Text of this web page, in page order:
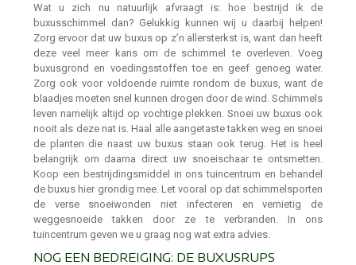
Wat u zich nu natuurlijk afvraagt is: hoe bestrijd ik de
buxusschimmel dan? Gelukkig kunnen wij u daarbij helpen!
Zorg ervoor dat uw buxus op z’n allersterkst is, want dan heeft
deze veel meer kans om de schimmel te overleven. Voeg
buxusgrond en voedingsstoffen toe en geef genoeg water.
Zorg ook voor voldoende ruimte rondom de buxus, want de
blaadjes moeten snel kunnen drogen door de wind. Schimmels
leven namelijk altijd op vochtige plekken. Snoei uw buxus ook
nooit als deze nat is. Haal alle aangetaste takken weg en snoei
de planten die naast uw buxus staan ook terug. Het is heel
belangrijk om daarna direct uw snoeischaar te ontsmetten.
Koop een bestrijdingsmiddel in ons tuincentrum en behandel
de buxus hier grondig mee. Let vooral op dat schimmelsporten
de verse snoeiwonden niet infecteren en vernietig de
weggesnoeide takken door ze te verbranden. In ons
tuincentrum geven we u graag nog wat extra advies.
NOG EEN BEDREIGING: DE BUXUSRUPS